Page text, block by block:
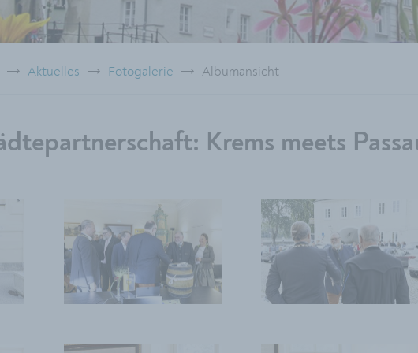
Aktuelles Fotogalerie Albumansicht
Krems meets